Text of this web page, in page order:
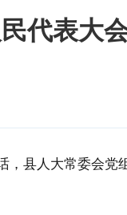
代表大
县人大常委会党